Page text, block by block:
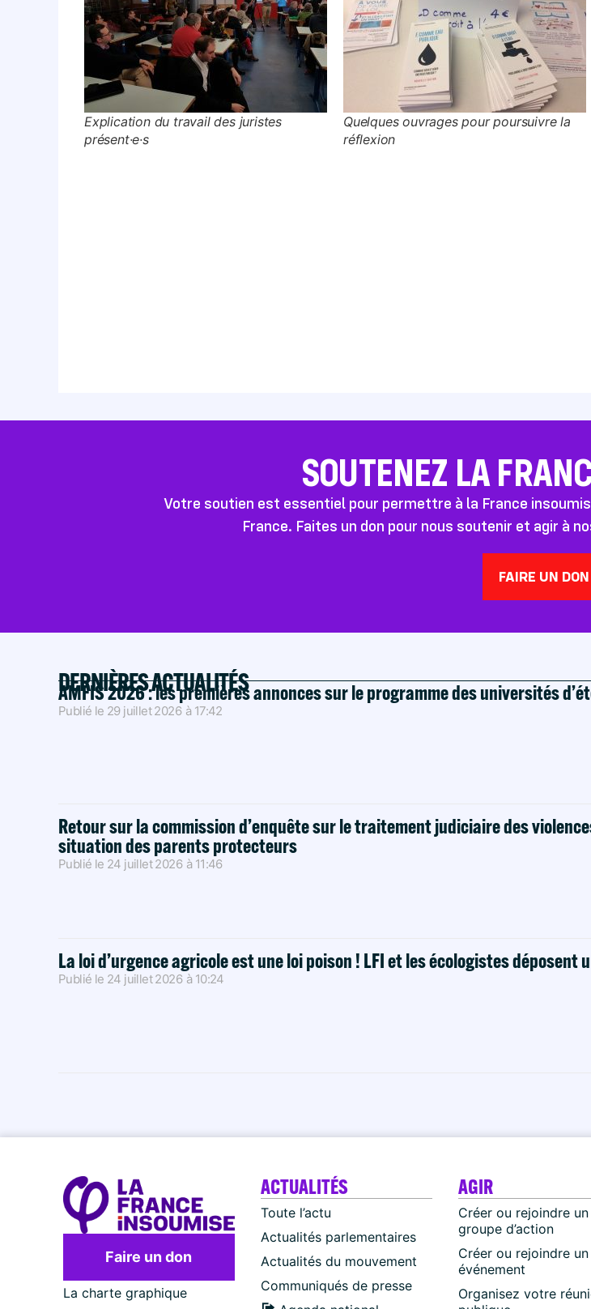
Explication du travail des juristes
présent·e·s
Quelques ouvrages pour poursuivre la
réflexion
SOUTENEZ LA
Votre soutien est essentiel pour permettre à la France
France. Faites un don pour nous soutenir et agir à
FAIRE UN DON
DERNIÈRES ACTUALITÉS
AMFIS 2026 : les premières annonces sur le programme des universités
Publié le 29 juillet 2026 à 17:42
Retour sur la commission d’enquête sur le traitement judiciaire des
situation des parents protecteurs
Publié le 24 juillet 2026 à 11:46
La loi d’urgence agricole est une loi poison ! LFI et les écologistes déposent
Publié le 24 juillet 2026 à 10:24
Faire un don
La charte graphique
ACTUALITÉS
Toute l’actu
Actualités parlementaires
Actualités du mouvement
Communiqués de presse
AGIR
Créer ou rejoindre un
groupe d’action
Créer ou rejoindre un
événement
Organisez votre